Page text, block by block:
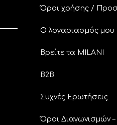
Όροι χρήσης /
Ο λογαριασμός μου
Βρείτε τα MILANI
B2B
Συχνές Ερωτήσεις
Όροι Διαγωνισμών –